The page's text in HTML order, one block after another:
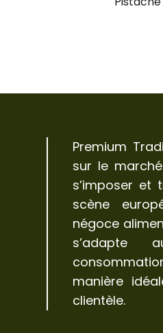
Premium
sur le
s’imposer et
scène
négoce
s’adapte
manière
clientèle.